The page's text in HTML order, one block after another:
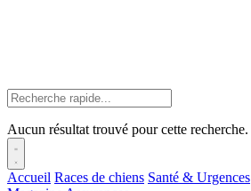
Aucun résultat trouvé pour cette recherche.
Accueil Races de chiens Santé & Urgences